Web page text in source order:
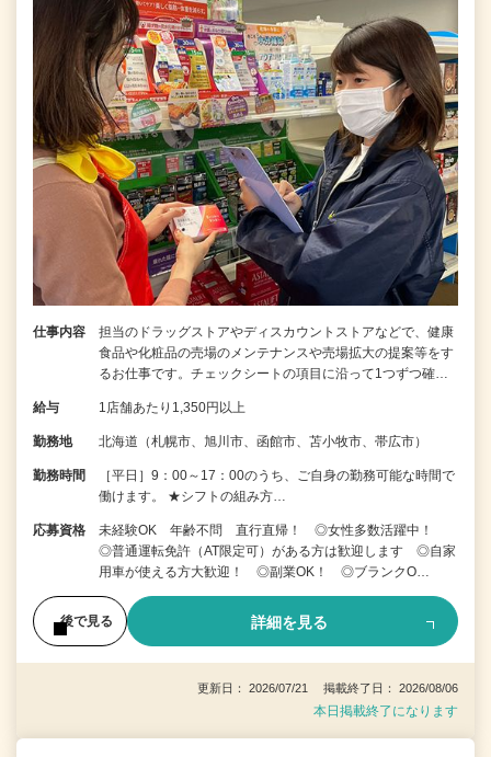
仕事内容
担当のドラッグストアやディスカウントストアなどで、健康
食品や化粧品の売場のメンテナンスや売場拡大の提案等をす
るお仕事です。チェックシートの項目に沿って1つずつ確…
給与 1店舗あたり1,350円以上
勤務地 北海道（札幌市、旭川市、函館市、苫小牧市、帯広市）
勤務時間
［平日］9：00～17：00のうち、ご自身の勤務可能な時間で
働けます。 ★シフトの組み方…
応募資格
未経験OK 年齢不問 直行直帰！ ◎女性多数活躍中！
◎普通運転免許（AT限定可）がある方は歓迎します ◎自家
用車が使える方大歓迎！ ◎副業OK！ ◎ブランクO…
後で見る 詳細を見る
更新日： 2026/07/21 掲載終了日： 2026/08/06
本日掲載終了になります